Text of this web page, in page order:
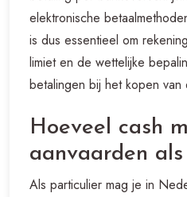
elektronische
is dus essentieel om
limiet en de wettelijke
betalingen bij het kopen van
Hoeveel cash
aanvaarden
Als particulier mag je in